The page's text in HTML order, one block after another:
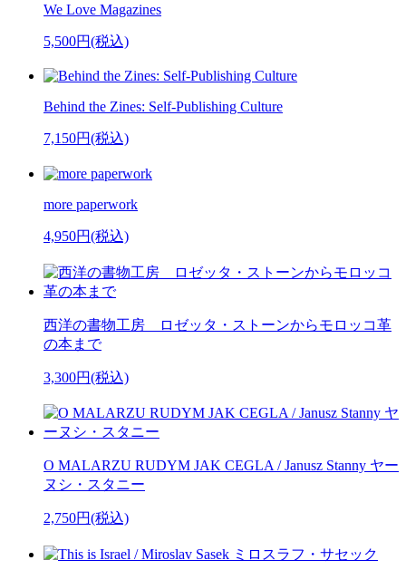
We Love Magazines
5,500円(税込)
Behind the Zines: Self-Publishing Culture
7,150円(税込)
more paperwork
4,950円(税込)
西洋の書物工房 ロゼッタ・ストーンからモロッコ革
の本まで
3,300円(税込)
O MALARZU RUDYM JAK CEGLA / Janusz Stanny ヤー
ヌシ・スタニー
2,750円(税込)